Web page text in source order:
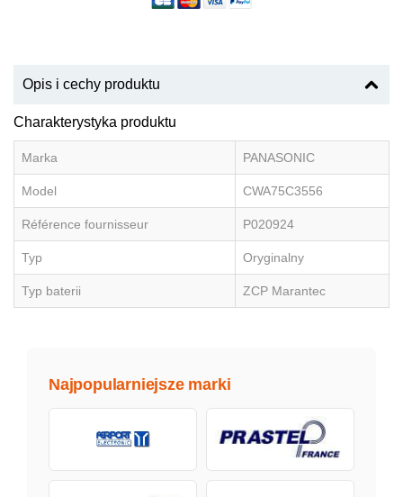
Opis i cechy produktu
Charakterystyka produktu
Marka PANASONIC
Model CWA75C3556
Référence fournisseur P020924
Typ Oryginalny
Typ baterii ZCP Marantec
Najpopularniejsze marki